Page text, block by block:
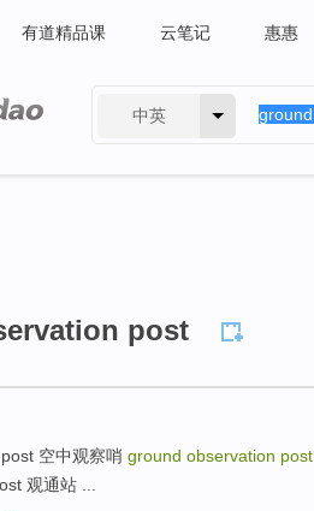
有道精品课 云笔记 惠惠
中英
post
空中观察哨 ground observation post
观通站 ...